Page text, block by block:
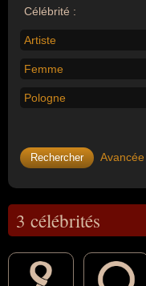
Célébrité :
Artiste
Femme
Pologne
3 célébrités